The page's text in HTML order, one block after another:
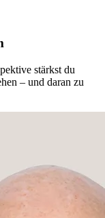
stärkst du
– und daran zu